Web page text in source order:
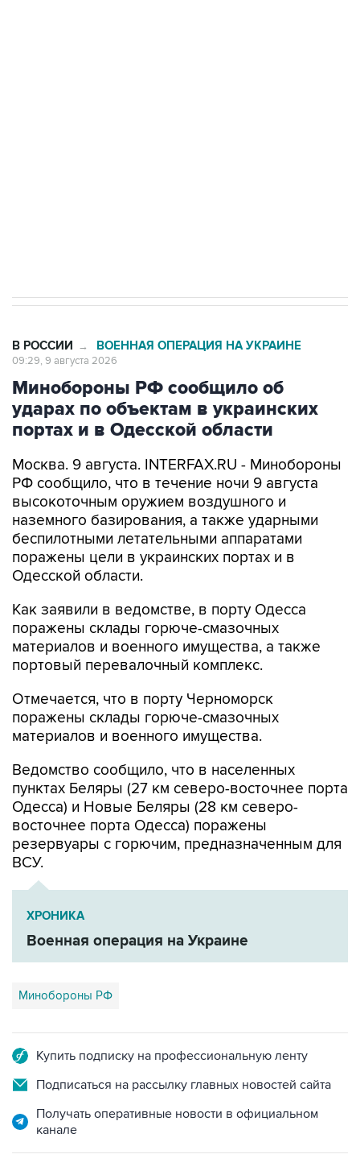
В РОССИИ → ВОЕННАЯ ОПЕРАЦИЯ НА УКРАИНЕ
09:29, 9 августа 2026
Минобороны РФ сообщило об
ударах по объектам в украинских
портах и в Одесской области
Москва. 9 августа. INTERFAX.RU - Минобороны
РФ сообщило, что в течение ночи 9 августа
высокоточным оружием воздушного и
наземного базирования, а также ударными
беспилотными летательными аппаратами
поражены цели в украинских портах и в
Одесской области.
Как заявили в ведомстве, в порту Одесса
поражены склады горюче-смазочных
материалов и военного имущества, а также
портовый перевалочный комплекс.
Отмечается, что в порту Черноморск
поражены склады горюче-смазочных
материалов и военного имущества.
Ведомство сообщило, что в населенных
пунктах Беляры (27 км северо-восточнее порта
Одесса) и Новые Беляры (28 км северо-
восточнее порта Одесса) поражены
резервуары с горючим, предназначенным для
ВСУ.
ХРОНИКА
Военная операция на Украине
Минобороны РФ
Купить подписку на профессиональную ленту
Подписаться на рассылку главных новостей сайта
Получать оперативные новости в официальном
канале